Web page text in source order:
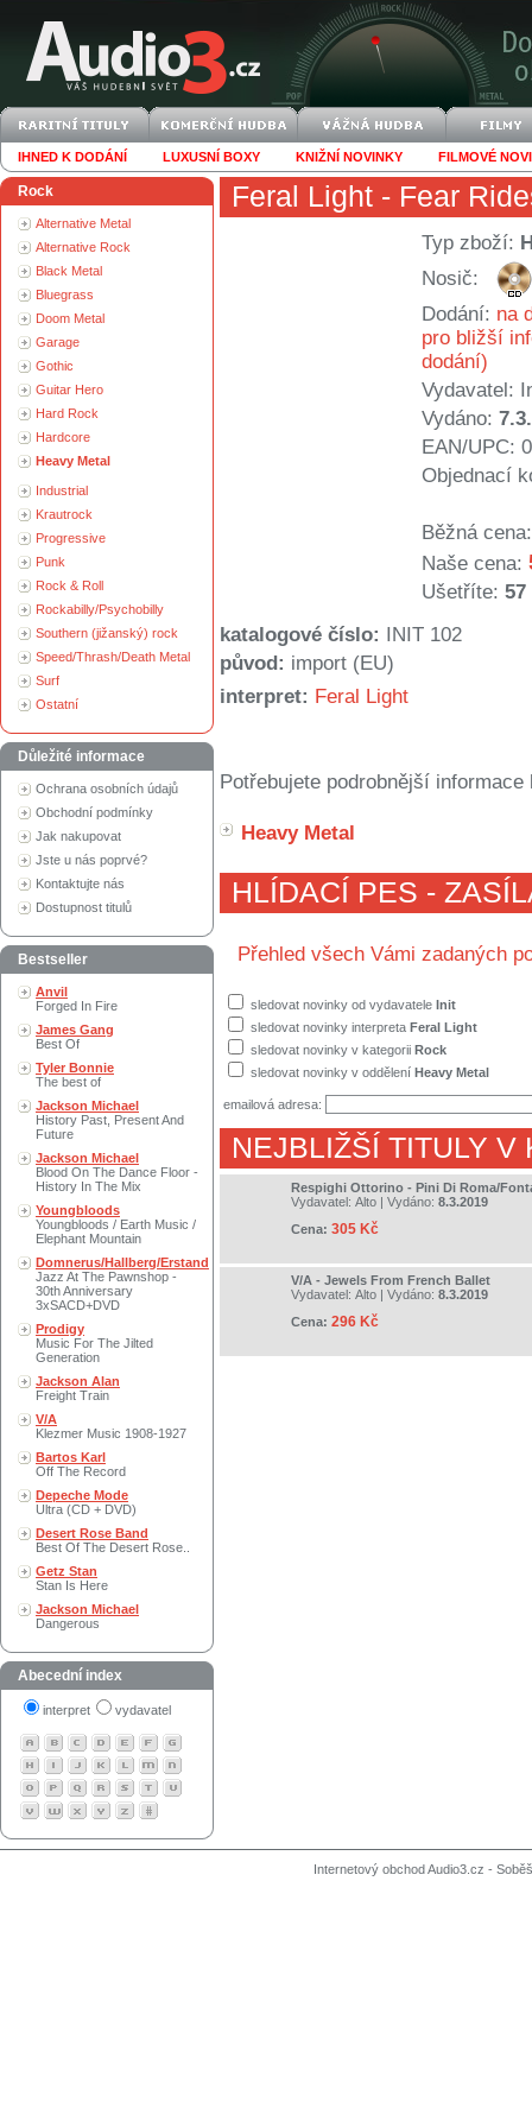
IHNED K DODÁNÍ LUXUSNÍ BOXY KNIŽNÍ NOVINKY FILMOVÉ
Rock
Alternative Metal
Alternative Rock
Black Metal
Bluegrass
Doom Metal
Garage
Gothic
Guitar Hero
Hard Rock
Hardcore
Heavy Metal
Industrial
Krautrock
Progressive
Punk
Rock & Roll
Rockabilly/Psychobilly
Southern (jižanský) rock
Speed/Thrash/Death Metal
Surf
Ostatní
Důležité informace
Ochrana osobních údajů
Obchodní podmínky
Jak nakupovat
Jste u nás poprvé?
Kontaktujte nás
Dostupnost titulů
Bestseller
Anvil
Forged In Fire
James Gang
Best Of
Tyler Bonnie
The best of
Jackson Michael
History Past, Present And
Future
Jackson Michael
Blood On The Dance Floor -
History In The Mix
Youngbloods
Youngbloods / Earth Music /
Elephant Mountain
Domnerus/Hallberg/Erstand
Jazz At The Pawnshop -
30th Anniversary
3xSACD+DVD
Prodigy
Music For The Jilted
Generation
Jackson Alan
Freight Train
V/A
Klezmer Music 1908-1927
Bartos Karl
Off The Record
Depeche Mode
Ultra (CD + DVD)
Desert Rose Band
Best Of The Desert Rose..
Getz Stan
Stan Is Here
Jackson Michael
Dangerous
Abecední index
interpret vydavatel
Feral Light - Fear
Typ zboží:
Nosič:
Dodání: na
pro bližší
dodání)
Vydavatel:
Vydáno:
EAN/UPC:
Objednací
Běžná cena:
Naše cena:
Ušetříte: 57
katalogové číslo:
INIT 102
původ: import (EU)
interpret: Feral Light
Potřebujete podrobnější
Heavy Metal
HLÍDACÍ PES -
Přehled všech Vámi zadaných
sledovat novinky od vydavatele Init
sledovat novinky interpreta Feral Light
sledovat novinky v kategorii Rock
sledovat novinky v oddělení Heavy Metal
emailová adresa:
NEJBLIŽŠÍ TITULY V
Respighi Ottorino - Pini Di Roma/
Vydavatel: Alto | Vydáno: 8.3.2019
Cena: 305 Kč
V/A - Jewels From French Ballet
Vydavatel: Alto | Vydáno: 8.3.2019
Cena: 296 Kč
Internetový obchod Audio3.cz -